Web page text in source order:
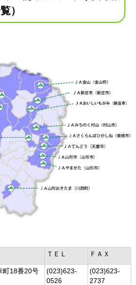
）
ＴＥＬ ＦＡＸ
町18番20号
(023)623-
0526
(023)623-
2737